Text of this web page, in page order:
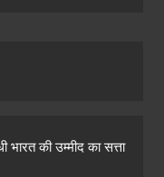
भारत की उम्मीद का सत्ता